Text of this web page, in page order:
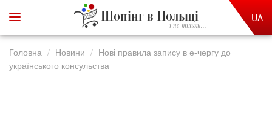
Шопінг в Польщі
і не тільки...
UA
Головна Новини
Нові правила запису в е-чергу до
українського консульства